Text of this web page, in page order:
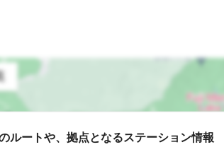
ルートや、拠点となるステーション情報